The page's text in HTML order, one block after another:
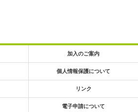
加入のご案内
個人情報保護について
リンク
電子申請について